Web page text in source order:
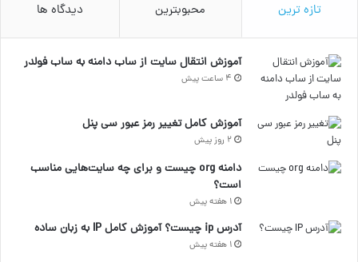
تازه ترین محبوبترین دیدگاه ها
آموزش انتقال سایت از ساب دامنه به ساب فولدر
4 ساعت پیش
آموزش کامل تغییر رمز عبور سی پنل
2 روز پیش
دامنه org چیست و برای چه سایت‌هایی مناسب
است؟
1 هفته پیش
آدرس ip چیست؟ آموزش کامل IP به زبان ساده
1 هفته پیش